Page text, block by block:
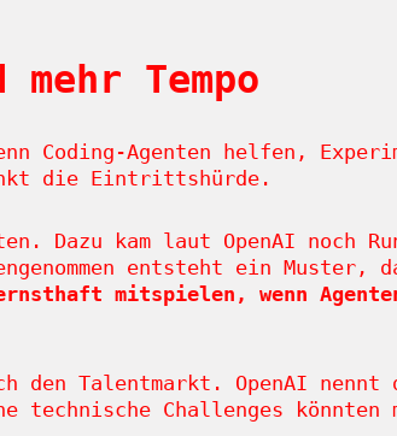
Tempo
Agenten helfen,
die Eintrittshürde.
Dazu kam laut OpenAI noch
entsteht ein
mitspielen, wenn
Talentmarkt. OpenAI
technische Challenges